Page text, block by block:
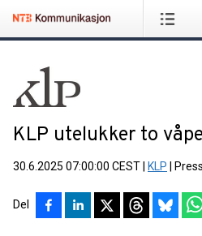
KLP utelukker to
30.6.2025 07:00:00 CEST KLP
Del